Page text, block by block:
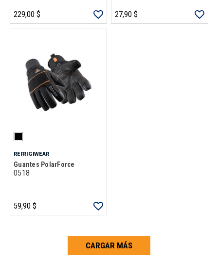
229,00 $ 27,90 $
REFRIGIWEAR
Guantes PolarForce
0518
59,90 $
CARGAR MÁS